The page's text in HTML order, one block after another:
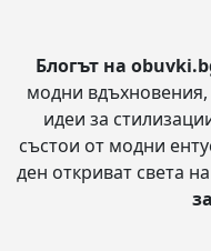
Блогът на
модни
идеи за
състои от модни
ден откриват света